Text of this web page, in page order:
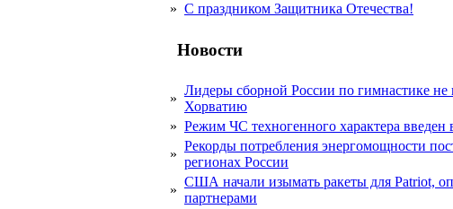
» С праздником Защитника Отечества!
Новости
»
Лидеры сборной России по гимнастике
Хорватию
» Режим ЧС техногенного характера введен
»
Рекорды потребления энергомощности
регионах России
»
США начали изымать ракеты для Patriot,
партнерами